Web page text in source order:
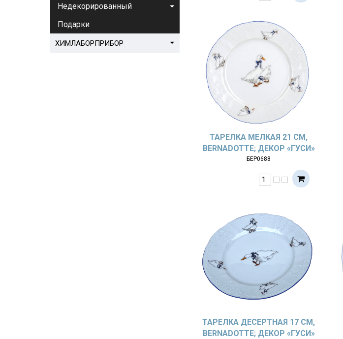
ТАРЕЛКА МЕЛКАЯ 21 СМ,
BERNADOTTE; ДЕКОР «ГУСИ»
БЕР0688
ТАРЕЛКА ДЕСЕРТНАЯ 17 СМ,
BERNADOTTE; ДЕКОР «ГУСИ»
Недекорированный
Подарки
ХИМЛАБОРПРИБОР